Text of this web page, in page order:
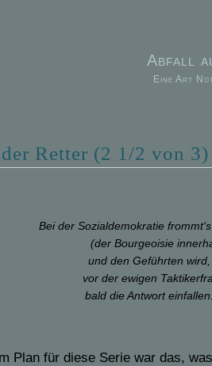
Abfall
Eine Art
Retter (2 1/2 von 3)
Bei der Sozialdemokratie
(der Bourgeoisie
und den Geführten
vor der ewigen
bald die Antwort
Plan für diese Serie war das,